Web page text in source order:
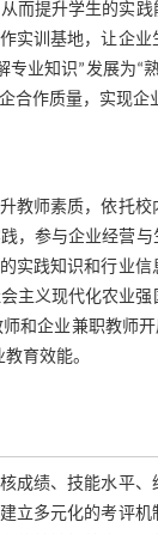
而提升学生的实
实训基地，让企
业知识”发展为“
合作质量，实现企
教师素质，依托
，参与企业经营
实践知识和行业
主义现代化农业
和企业兼职教师
育效能。
成绩、技能水平
立多元化的考评